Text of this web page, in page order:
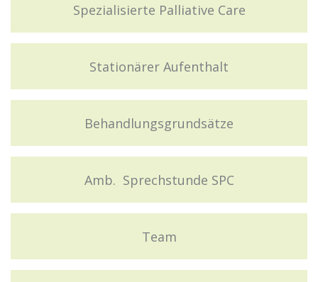
Spezialisierte Palliative Care
Stationärer Aufenthalt
Behandlungsgrundsätze
Amb. Sprechstunde SPC
Team